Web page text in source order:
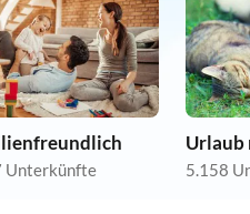
Unterkünfte
Urlaub
5.158